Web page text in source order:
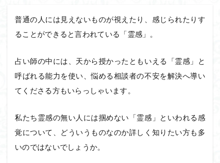
普通の人には見えないものが視えたり、感じられたりす
ることができると言われている「霊感」。
占い師の中には、天から授かったともいえる「霊感」と
呼ばれる能力を使い、悩める相談者の不安を解決へ導い
てくださる方もいらっしゃいます。
私たち霊感の無い人には掴めない「霊感」といわれる感
覚について、どういうものなのか詳しく知りたい方も多
いのではないでしょうか。